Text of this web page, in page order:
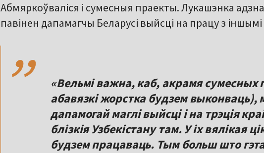
Абмяркоўваліся і сумесныя праекты. Лукашэнка
павінен дапамагчы Беларусі выйсці на працу з іншымі
,,
«Вельмі важна, каб, акрамя сумесных
абавязкі жорстка будзем
дапамогай маглі выйсці і на трэція
блізкія Узбекістану там. У іх вялікая
будзем працаваць. Тым больш што